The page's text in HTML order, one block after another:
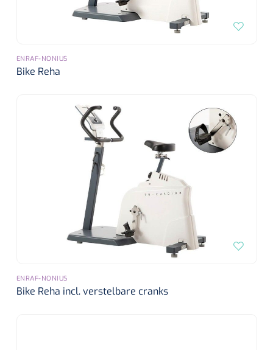
Hydrogel
Siliconen verbanden
Kleeflaag removers
Verbandhaakjes
Wondreinigers
ENRAF-NONIUS
Bike Reha
ENRAF-NONIUS
Bike Reha incl. verstelbare cranks